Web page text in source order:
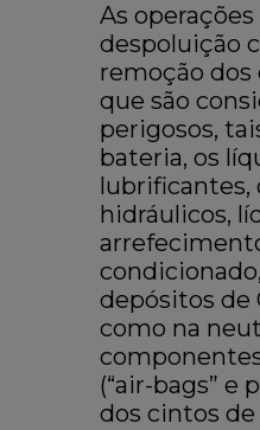
As operações
despoluição
remoção
que são
perigosos,
bateria, os
lubrificantes,
hidráulicos,
depósitos de
como na
(“air-bags” e
dos cintos de